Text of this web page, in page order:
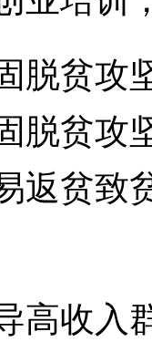
贫攻
脱贫攻
返贫致
收入